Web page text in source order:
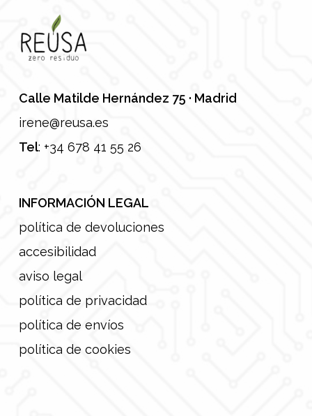
Calle Matilde Hernández 75 · Madrid
irene@reusa.es
Tel: +34 678 41 55 26
INFORMACIÓN LEGAL
política de devoluciones
accesibilidad
aviso legal
política de privacidad
política de envíos
política de cookies